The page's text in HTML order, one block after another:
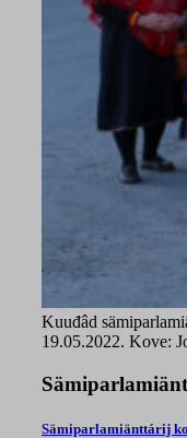
Kuuđâd
19.05.2022. Kove:
Sämiparlamiänttárij